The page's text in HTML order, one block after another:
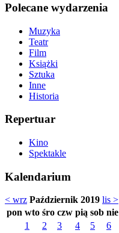
Polecane wydarzenia
Muzyka
Teatr
Film
Książki
Sztuka
Inne
Historia
Repertuar
Kino
Spektakle
Kalendarium
< wrz Październik 2019 lis >
pon wto śro czw pią sob nie
1
2 3 4 5
6